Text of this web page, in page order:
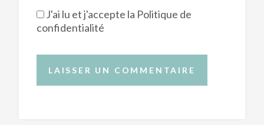
J'ai lu et j'accepte la Politique de
confidentialité